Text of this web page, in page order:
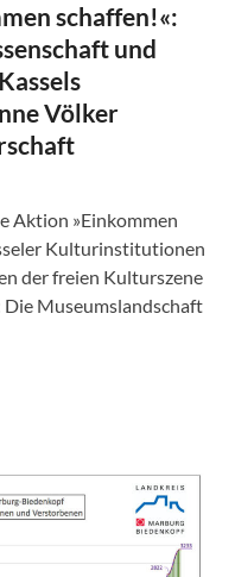
schaffen!«:
und
Völker
Aktion »Einkommen
Kulturinstitutionen
der freien Kulturszene
Die Museumslandschaft